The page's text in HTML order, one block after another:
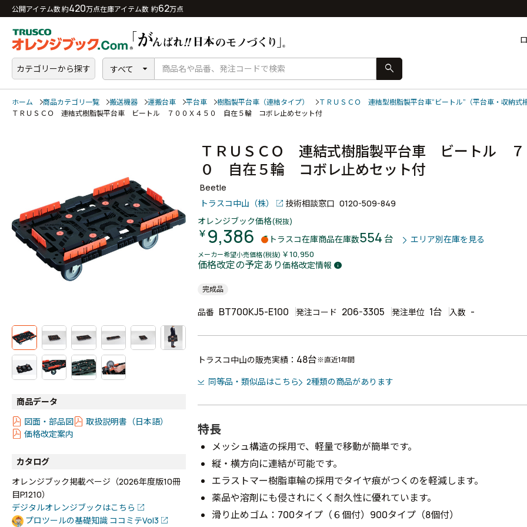
公開アイテム数 約420万点在庫アイテム数 約62万点
カテゴリーから探す すべて search
ホーム 商品カテゴリ一覧 搬送機器 運搬台車 平台車 樹脂製平台車（連結タイプ）
ＴＲＵＳＣＯ 連結型樹脂製平台車“ビートル”（平台車・収納
ＴＲＵＳＣＯ 連結式樹脂製平台車 ビートル ７００Ｘ４５０ 自在５輪 コボレ止めセット付
商品データ
図面・部品図
取扱説明書（日本語）
価格改定案内
カタログ
オレンジブック掲載ページ（2026年度版10冊
目P.1210）
デジタルオレンジブックはこちら
プロツールの基礎知識 ココミテVol3
ＴＲＵＳＣＯ 連結式樹脂製平台車 ビートル ７
０ 自在５輪 コボレ止めセット付
Beetle
トラスコ中山（株）
技術相談窓口 0120-509-849
オレンジブック価格(税抜)
￥ 9,386 トラスコ在庫商品在庫数554台 エリア別在庫を見る
メーカー希望小売価格(税抜) ￥10,950
価格改定の予定あり価格改定情報 info
完成品
品番 BT700KJ5-E100 発注コード 206-3305 発注単位 1台 入数 -
トラスコ中山の販売実績： 48台※直近1年間
同等品・類似品はこちら 2種類の商品があります
特長
メッシュ構造の採用で、軽量で移動が簡単です。
縦・横方向に連結が可能です。
エラストマー樹脂車輪の採用でタイヤ痕がつくのを軽減します。
薬品や溶剤にも侵されにくく耐久性に優れています。
滑り止めゴム：700タイプ（６個付）900タイプ（8個付）